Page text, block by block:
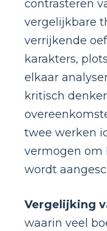
contrasteren
vergelijkbare
verrijkende
karakters,
elkaar
kritisch
twee werken
vermogen om
wordt
Vergelijking
waarin veel